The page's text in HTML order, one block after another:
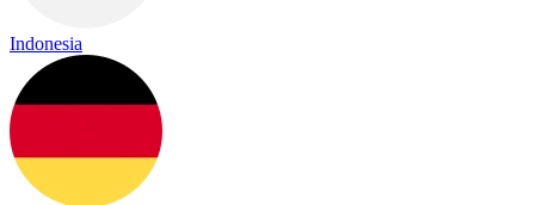
Indonesia